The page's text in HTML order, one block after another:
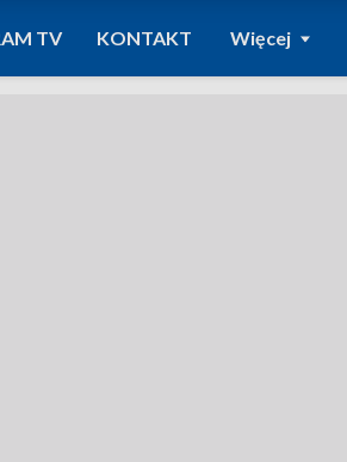
TV KONTAKT Więcej